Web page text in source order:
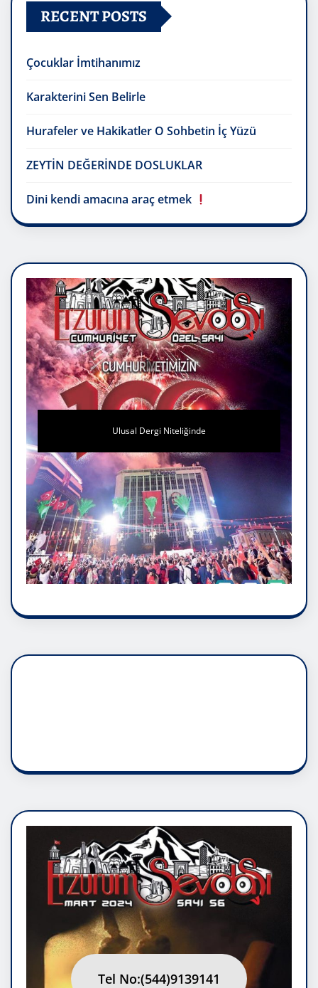
RECENT POSTS
Çocuklar İmtihanımız
Karakterini Sen Belirle
Hurafeler ve Hakikatler O Sohbetin İç Yüzü
ZEYTİN DEĞERİNDE DOSLUKLAR
Dini kendi amacına araç etmek
Ulusal Dergi Niteliğinde
Tel No:(544)9139141